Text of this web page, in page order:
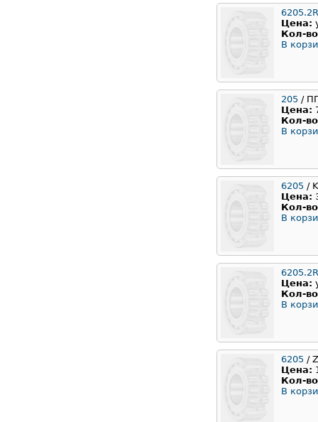
Цена:
Кол-
В
205 /
Цена:
Кол-
В
6205 /
Цена:
Кол-
В
Цена:
Кол-
В
6205 /
Цена:
Кол-
В